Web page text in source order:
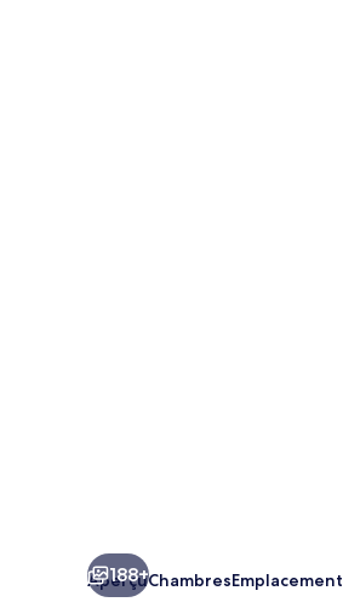
188+
AperçuChambresEmplacement